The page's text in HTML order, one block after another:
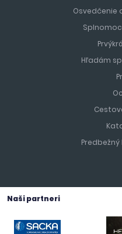
Osvedčenie
Hľadám
Naši partneri